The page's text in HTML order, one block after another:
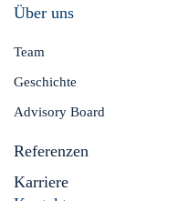
Über uns
Team
Geschichte
Advisory Board
Referenzen
Karriere